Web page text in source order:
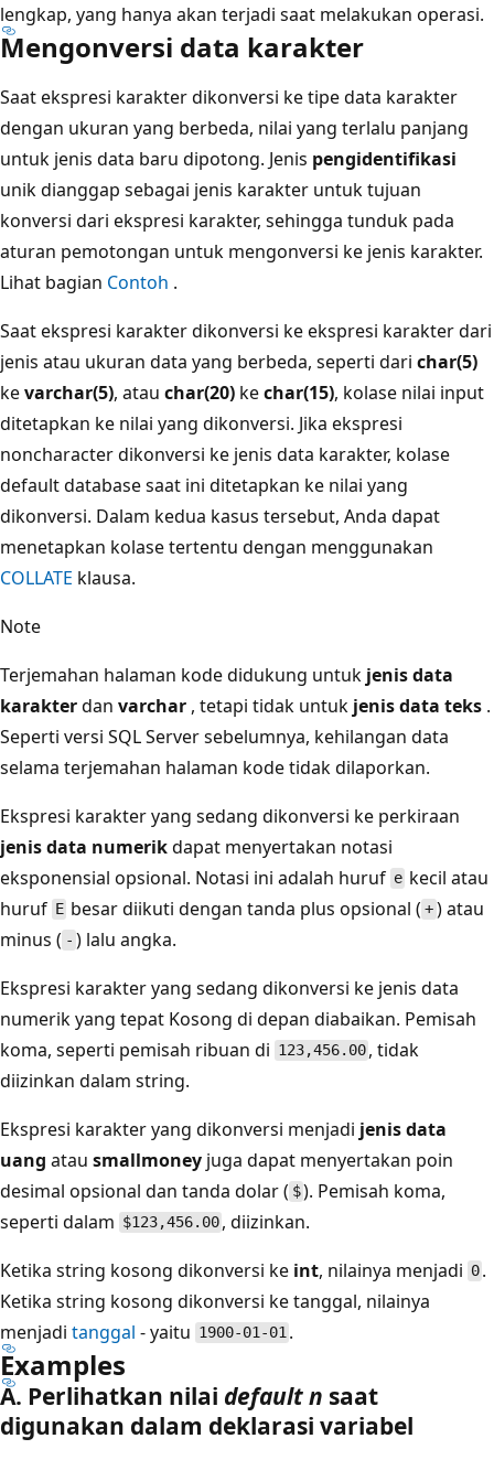
lengkap, yang hanya akan terjadi saat melakukan operasi.
Mengonversi data karakter
Saat ekspresi karakter dikonversi ke tipe data karakter
dengan ukuran yang berbeda, nilai yang terlalu panjang
untuk jenis data baru dipotong. Jenis pengidentifikasi
unik dianggap sebagai jenis karakter untuk tujuan
konversi dari ekspresi karakter, sehingga tunduk pada
aturan pemotongan untuk mengonversi ke jenis karakter.
Lihat bagian Contoh .
Saat ekspresi karakter dikonversi ke ekspresi karakter dari
jenis atau ukuran data yang berbeda, seperti dari char(5)
kevarchar(5), atau char(20) kechar(15), kolase nilai input
ditetapkan ke nilai yang dikonversi. Jika ekspresi
noncharacter dikonversi ke jenis data karakter, kolase
default database saat ini ditetapkan ke nilai yang
dikonversi. Dalam kedua kasus tersebut, Anda dapat
menetapkan kolase tertentu dengan menggunakan
COLLATE klausa.
Note
Terjemahan halaman kode didukung untuk jenis data
karakterdan varchar , tetapi tidak untuk jenis data teks .
Seperti versi SQL Server sebelumnya, kehilangan data
selama terjemahan halaman kode tidak dilaporkan.
Ekspresi karakter yang sedang dikonversi ke perkiraan
jenis data numerikdapat menyertakan notasi
eksponensial opsional. Notasi ini adalah huruf e kecil atau
huruf E besar diikuti dengan tanda plus opsional (+) atau
minus ( - ) lalu angka.
Ekspresi karakter yang sedang dikonversi ke jenis data
numerik yang tepat Kosong di depan diabaikan. Pemisah
koma, seperti pemisah ribuan di 123,456.00 , tidak
diizinkan dalam string.
Ekspresi karakter yang dikonversi menjadi jenis data
uang atau smallmoney juga dapat menyertakan poin
desimal opsional dan tanda dolar ( $). Pemisah koma,
seperti dalam $123,456.00 , diizinkan.
Ketika string kosong dikonversi ke int, nilainya menjadi 0 .
Ketika string kosong dikonversi ke tanggal, nilainya
menjadi tanggal - yaitu 1900-01-01 .
Examples
A. Perlihatkan nilai default n saat
digunakan dalam deklarasi variabel